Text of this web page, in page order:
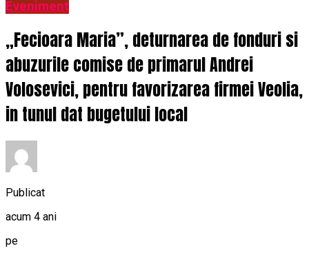
Eveniment
„Fecioara Maria”, deturnarea de fonduri si
abuzurile comise de primarul Andrei
Volosevici, pentru favorizarea firmei Veolia,
in tunul dat bugetului local
Publicat
acum 4 ani
pe